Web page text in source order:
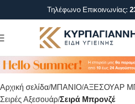
Τηλέφωνο Επικοινωνίας:
Αρχική σελίδα ΜΠΑΝΙΟ ΑΞΕΣΟΥΑΡ
Σειρές Αξεσουάρ Σειρά Μπρονζέ